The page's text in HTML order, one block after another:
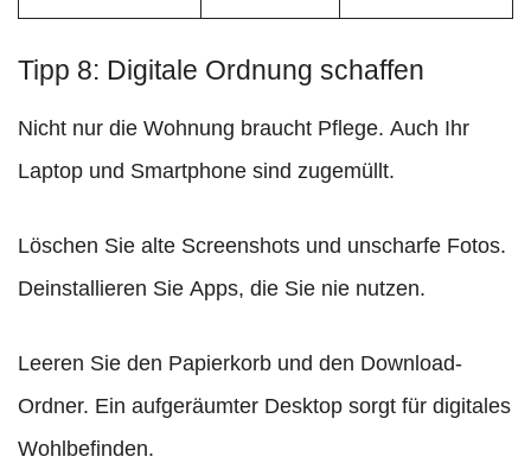
Tipp 8: Digitale Ordnung schaffen
Nicht nur die Wohnung braucht Pflege. Auch Ihr
Laptop und Smartphone sind zugemüllt.
Löschen Sie alte Screenshots und unscharfe Fotos.
Deinstallieren Sie Apps, die Sie nie nutzen.
Leeren Sie den Papierkorb und den Download-
Ordner. Ein aufgeräumter Desktop sorgt für digitales
Wohlbefinden.